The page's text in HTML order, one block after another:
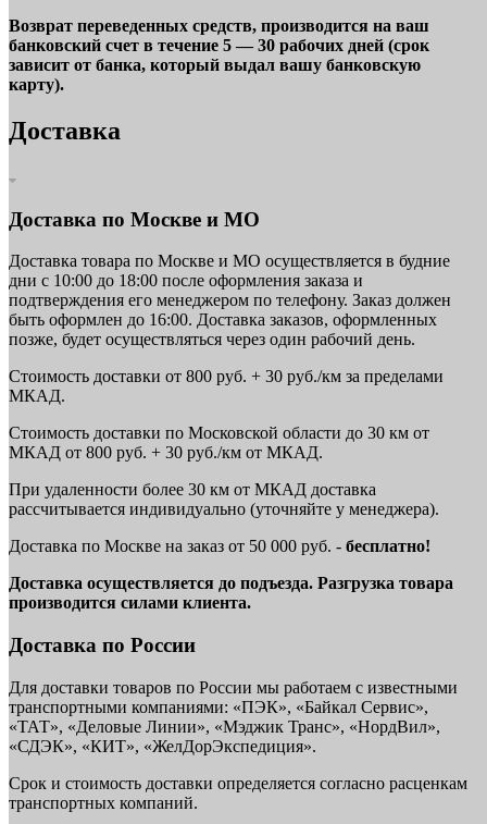
Возврат переведенных средств, производится на ваш
банковский счет в течение 5 — 30 рабочих дней (срок
зависит от банка, который выдал вашу банковскую
карту).
Доставка
Доставка по Москве и МО
Доставка товара по Москве и МО осуществляется в будние
дни с 10:00 до 18:00 после оформления заказа и
подтверждения его менеджером по телефону. Заказ должен
быть оформлен до 16:00. Доставка заказов, оформленных
позже, будет осуществляться через один рабочий день.
Стоимость доставки от 800 руб. + 30 руб./км за пределами
МКАД.
Стоимость доставки по Московской области до 30 км от
МКАД от 800 руб. + 30 руб./км от МКАД.
При удаленности более 30 км от МКАД доставка
рассчитывается индивидуально (уточняйте у менеджера).
Доставка по Москве на заказ от 50 000 руб. - бесплатно!
Доставка осуществляется до подъезда. Разгрузка товара
производится силами клиента.
Доставка по России
Для доставки товаров по России мы работаем с известными
транспортными компаниями: «ПЭК», «Байкал Сервис»,
«ТАТ», «Деловые Линии», «Мэджик Транс», «НордВил»,
«СДЭК», «КИТ», «ЖелДорЭкспедиция».
Срок и стоимость доставки определяется согласно расценкам
транспортных компаний.